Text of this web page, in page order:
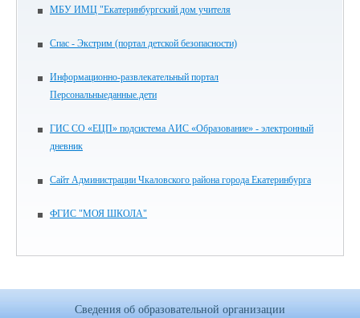
МБУ ИМЦ "Екатеринбургский дом учителя
Спас - Экстрим (портал детской безопасности)
Информационно-развлекательный портал
Персональныеданные.дети
ГИС СО «ЕЦП» подсистема АИС «Образование» - электронный
дневник
Сайт Администрации Чкаловского района города Екатеринбурга
ФГИС "МОЯ ШКОЛА"
Сведения об образовательной организации